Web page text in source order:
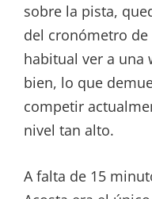
sobre la pista,
del cronómetro de
habitual ver a una
bien, lo que
competir
nivel tan alto.
A falta de 15